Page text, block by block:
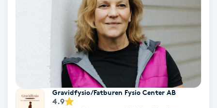
Herrklippning
HIFU
Gravidfysio/Fatburen Fysio Center AB
4.9